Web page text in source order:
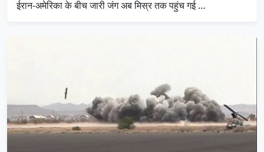
ईरान-अमेरिका के बीच जारी जंग अब मिस्र तक पहुंच गई …